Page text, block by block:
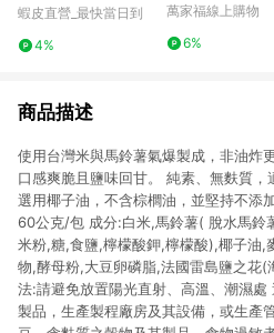
蔥/披薩/起司 薯片 餅
蝦皮直營_最快當日到
4%
萬家福線上購物
6%
商品描述
使用台灣米與馬鈴薯氣爆製成，非油炸
口感爽脆且鹽味回甘。 純素、無麩質
選用椰子油，不含棕櫚油，並堅持不添
60公克/包 成分:白米,馬鈴薯( 脫水馬鈴
米粉,糖,食鹽,檸檬酸鉀,檸檬酸),椰子油,
物,酵母粉,大豆卵磷脂,法國雷島鹽之花
法:請避免放置陽光直射、高溫、潮濕
製品，生產製程廠房及其設備，或生產